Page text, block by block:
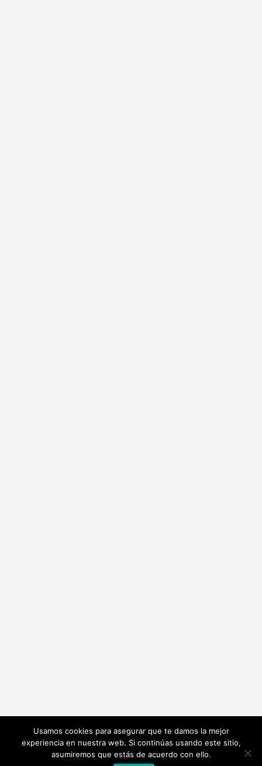
Usamos cookies para asegurar que te damos la mejor
experiencia en nuestra web. Si continúas usando este sitio,
asumiremos que estás de acuerdo con ello.